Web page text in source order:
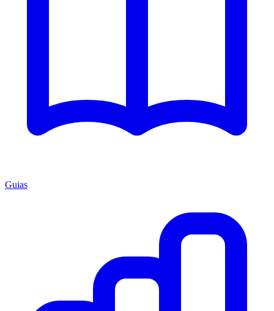
Guias